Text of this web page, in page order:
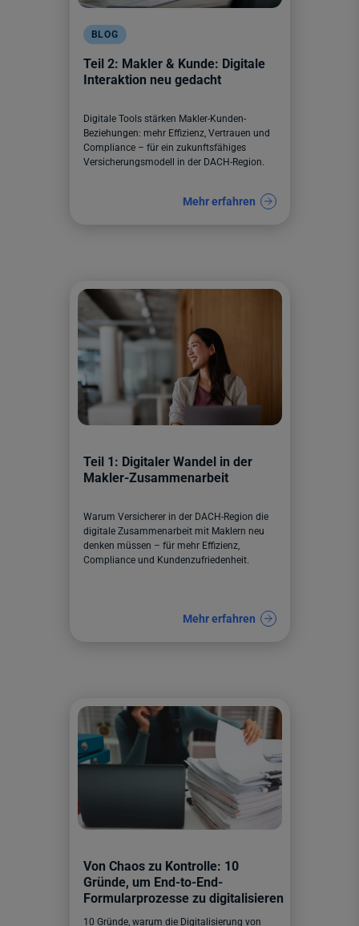
BLOG
Teil 2: Makler & Kunde: Digitale
Interaktion neu gedacht
Digitale Tools stärken Makler-Kunden-
Beziehungen: mehr Effizienz, Vertrauen und
Compliance – für ein zukunftsfähiges
Versicherungsmodell in der DACH-Region.
Mehr erfahren
Teil 1: Digitaler Wandel in der
Makler-Zusammenarbeit
Warum Versicherer in der DACH-Region die
digitale Zusammenarbeit mit Maklern neu
denken müssen – für mehr Effizienz,
Compliance und Kundenzufriedenheit.
Mehr erfahren
Von Chaos zu Kontrolle: 10
Gründe, um End-to-End-
Formularprozesse zu digitalisieren
10 Gründe, warum die Digitalisierung von